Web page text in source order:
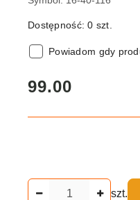
Dostępność:0 szt.
Powiadom gdy
cena:
99.00
szt.